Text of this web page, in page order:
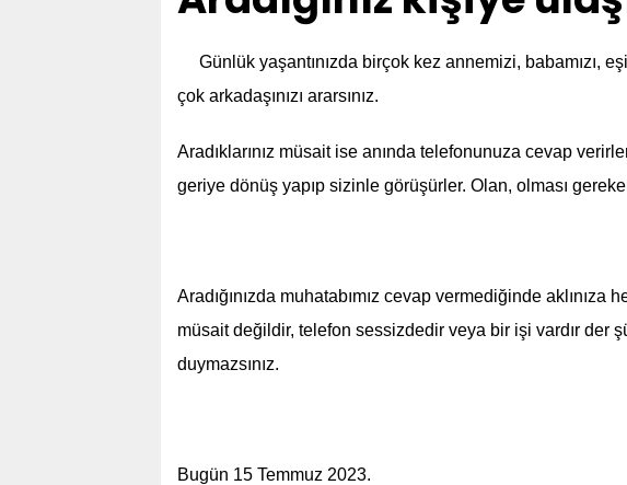
Günlük yaşantınızda birçok kez annemizi, babamızı,
çok arkadaşınızı ararsınız.
Aradıklarınız müsait ise anında telefonunuza cevap
geriye dönüş yapıp sizinle görüşürler. Olan, olması
Aradığınızda muhatabımız cevap vermediğinde
müsait değildir, telefon sessizdedir veya bir işi vardır der
duymazsınız.
Bugün 15 Temmuz 2023.